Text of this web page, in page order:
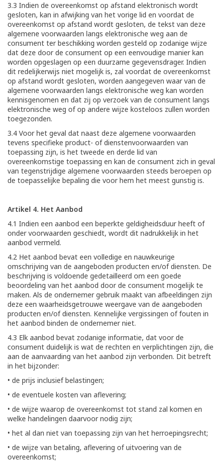
3.3 Indien de overeenkomst op afstand elektronisch wordt
gesloten, kan in afwijking van het vorige lid en voordat de
overeenkomst op afstand wordt gesloten, de tekst van deze
algemene voorwaarden langs elektronische weg aan de
consument ter beschikking worden gesteld op zodanige wijze
dat deze door de consument op een eenvoudige manier kan
worden opgeslagen op een duurzame gegevensdrager. Indien
dit redelijkerwijs niet mogelijk is, zal voordat de overeenkomst
op afstand wordt gesloten, worden aangegeven waar van de
algemene voorwaarden langs elektronische weg kan worden
kennisgenomen en dat zij op verzoek van de consument langs
elektronische weg of op andere wijze kosteloos zullen worden
toegezonden.
3.4 Voor het geval dat naast deze algemene voorwaarden
tevens specifieke product- of dienstenvoorwaarden van
toepassing zijn, is het tweede en derde lid van
overeenkomstige toepassing en kan de consument zich in geval
van tegenstrijdige algemene voorwaarden steeds beroepen op
de toepasselijke bepaling die voor hem het meest gunstig is.
Artikel 4. Het Aanbod
4.1 Indien een aanbod een beperkte geldigheidsduur heeft of
onder voorwaarden geschiedt, wordt dit nadrukkelijk in het
aanbod vermeld.
4.2 Het aanbod bevat een volledige en nauwkeurige
omschrijving van de aangeboden producten en/of diensten. De
beschrijving is voldoende gedetailleerd om een goede
beoordeling van het aanbod door de consument mogelijk te
maken. Als de ondernemer gebruik maakt van afbeeldingen zijn
deze een waarheidsgetrouwe weergave van de aangeboden
producten en/of diensten. Kennelijke vergissingen of fouten in
het aanbod binden de ondernemer niet.
4.3 Elk aanbod bevat zodanige informatie, dat voor de
consument duidelijk is wat de rechten en verplichtingen zijn, die
aan de aanvaarding van het aanbod zijn verbonden. Dit betreft
in het bijzonder:
• de prijs inclusief belastingen;
• de eventuele kosten van aflevering;
• de wijze waarop de overeenkomst tot stand zal komen en
welke handelingen daarvoor nodig zijn;
• het al dan niet van toepassing zijn van het herroepingsrecht;
• de wijze van betaling, aflevering of uitvoering van de
overeenkomst;